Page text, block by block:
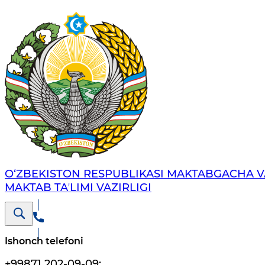
O‘ZBEKISTON RESPUBLIKASI MAKTABGACHA
MAKTAB TAʼLIMI VAZIRLIGI
Ishonch telefoni